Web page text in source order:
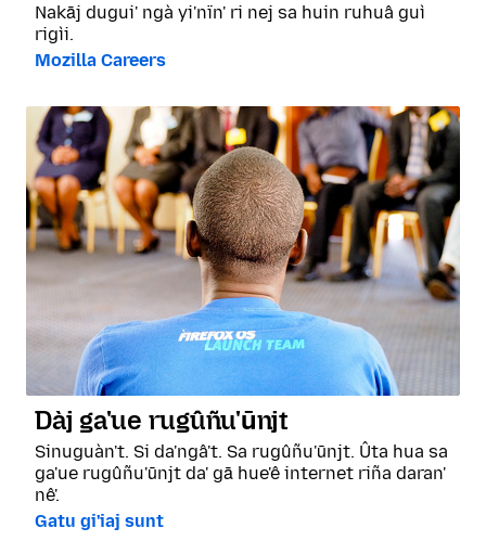
Nakāj dugui' ngà yi'nïn' ri nej sa huin ruhuâ guì
rigìi.
Mozilla Careers
Dàj ga'ue rugûñu'ūnjt
Sinuguàn't. Si da'ngâ't. Sa rugûñu'ūnjt. Ûta hua sa
ga'ue rugûñu'ūnjt da' gā hue'ê internet riña daran'
nê'.
Gatu gi'iaj sunt